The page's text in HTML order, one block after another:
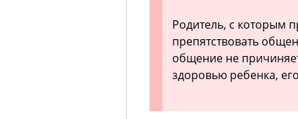
Родитель, с которым
препятствовать
общение не
здоровью ребенка,